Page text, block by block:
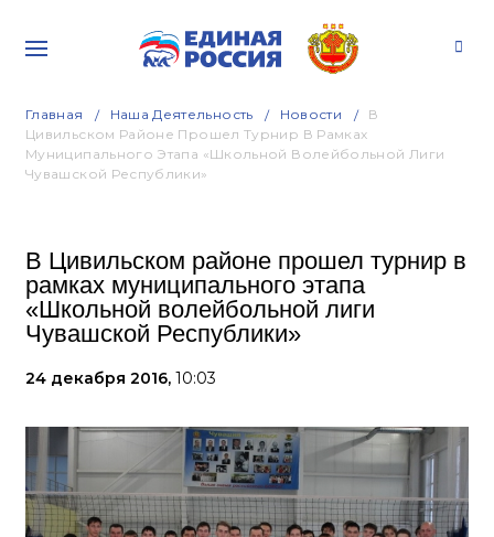
Главная Наша Деятельность Новости
В
Цивильском Районе Прошел Турнир В Рамках
Муниципального Этапа «Школьной Волейбольной Лиги
Чувашской Республики»
В Цивильском районе прошел турнир в
рамках муниципального этапа
«Школьной волейбольной лиги
Чувашской Республики»
24 декабря 2016, 10:03